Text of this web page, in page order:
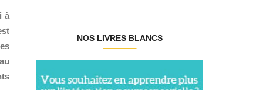
à
NOS LIVRES BLANCS